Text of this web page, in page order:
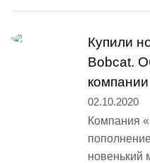
Купили
Bobcat.
компании
02.10.2020
Компания
новенький